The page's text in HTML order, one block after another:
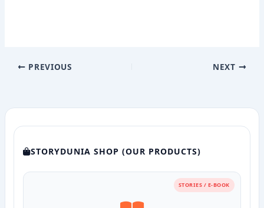
PREVIOUS NEXT
STORYDUNIA SHOP (OUR PRODUCTS)
STORIES / E-BOOK